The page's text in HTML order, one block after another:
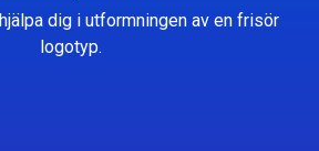
dig i utformningen av en frisör
logotyp.